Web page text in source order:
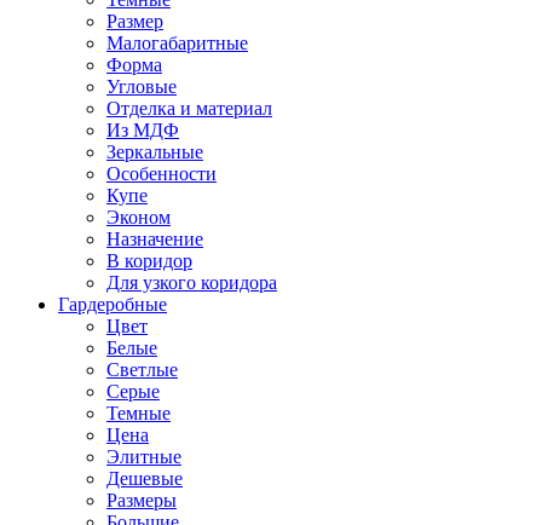
Размер
Малогабаритные
Форма
Угловые
Отделка и материал
Из МДФ
Зеркальные
Особенности
Купе
Эконом
Назначение
В коридор
Для узкого коридора
Гардеробные
Цвет
Белые
Светлые
Серые
Темные
Цена
Элитные
Дешевые
Размеры